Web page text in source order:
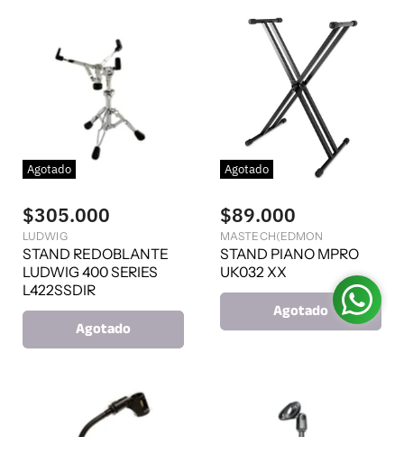
Agotado
$305.000
LUDWIG
STAND REDOBLANTE
LUDWIG 400 SERIES
L422SSDIR
Agotado
Agotado
$89.000
MASTECH(EDMON
STAND PIANO MPRO
UK032 XX
Agotado